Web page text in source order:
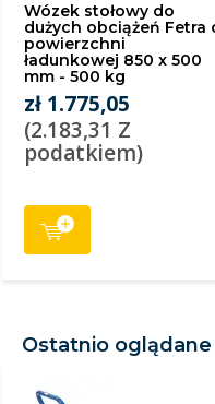
Wózek stołowy do
dużych obciążeń Fetra
powierzchni
ładunkowej 850 x 500
mm - 500 kg
zł 1.775,05
(2.183,31 Z
podatkiem)
Ostatnio oglądane